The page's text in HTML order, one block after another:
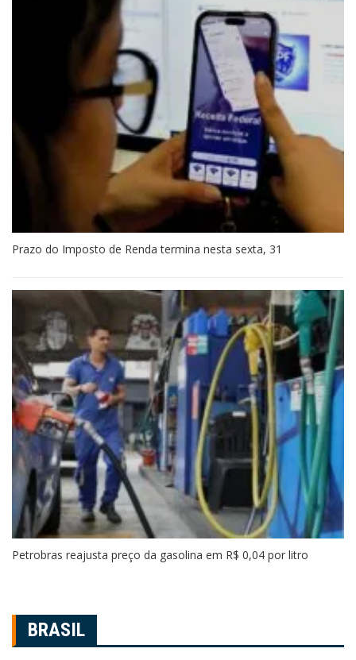
Prazo do Imposto de Renda termina nesta sexta, 31
Petrobras reajusta preço da gasolina em R$ 0,04 por litro
BRASIL